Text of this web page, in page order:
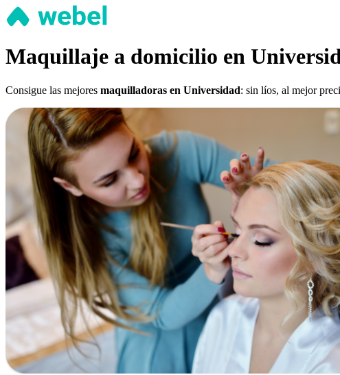
Maquillaje a domicilio en
Consigue las mejores maquilladoras en Universidad: sin líos, al mejor